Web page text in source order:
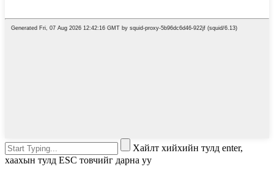
Хайлт хийхийн тулд enter,
хаахын тулд ESC товчийг дарна уу